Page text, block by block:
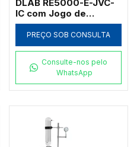
DLAB RE5000-E-JVC-
IC com Jogo de
Vidraria Completa 50L
PREÇO SOB CONSULTA
Consulte-nos pelo
WhatsApp